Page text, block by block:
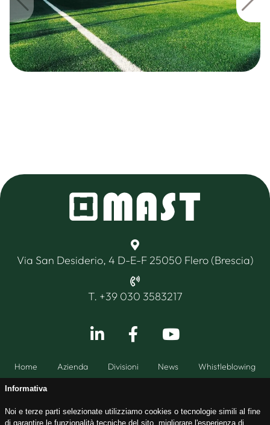
Informativa
Noi e terze parti selezionate utilizziamo cookies o tecnologie simili al fine
di garantire le funzionalità tecniche del sito, migliorare l'esperienza di
Home Azienda Divisioni News Whistleblowing
Via San Desiderio, 4 D-E-F 25050 Flero (Brescia)
T. +39 030 3583217